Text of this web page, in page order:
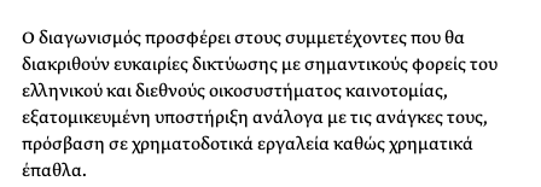
Ο διαγωνισμός προσφέρει στους συμμετέχοντες που θα
διακριθούν ευκαιρίες δικτύωσης με σημαντικούς φορείς του
ελληνικού και διεθνούς οικοσυστήματος καινοτομίας,
εξατομικευμένη υποστήριξη ανάλογα με τις ανάγκες τους,
πρόσβαση σε χρηματοδοτικά εργαλεία καθώς χρηματικά
έπαθλα.